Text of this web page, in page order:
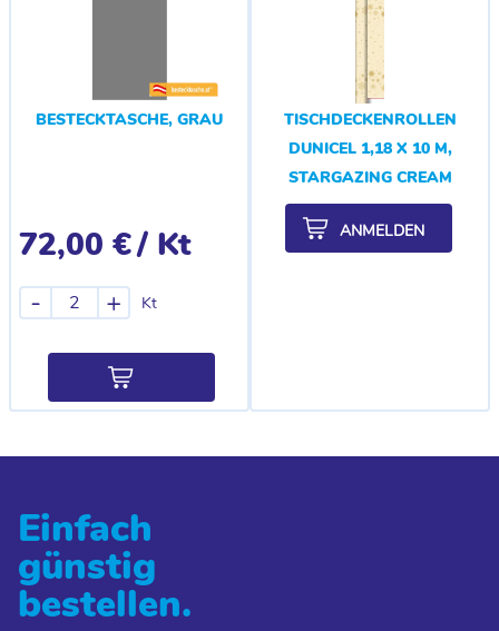
BESTECKTASCHE, GRAU
72,00 €/ Kt
Kt
- +
TISCHDECKENROLLEN
DUNICEL 1,18 X 10 M,
STARGAZING CREAM
ANMELDEN
Einfach
günstig
bestellen.